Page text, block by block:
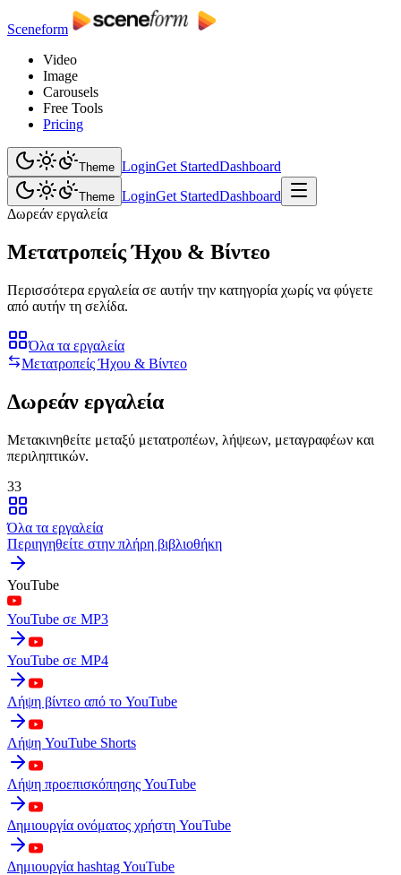
Sceneform
Video
Image
Carousels
Free Tools
Pricing
Theme LoginGet StartedDashboard
Theme LoginGet StartedDashboard
Δωρεάν εργαλεία
Μετατροπείς Ήχου & Βίντεο
Περισσότερα εργαλεία σε αυτήν την κατηγορία χωρίς να φύγετε
από αυτήν τη σελίδα.
Όλα τα εργαλεία
Μετατροπείς Ήχου & Βίντεο
Δωρεάν εργαλεία
Μετακινηθείτε μεταξύ μετατροπέων, λήψεων, μεταγραφέων και
περιληπτικών.
33
Όλα τα εργαλεία
Περιηγηθείτε στην πλήρη βιβλιοθήκη
YouTube
YouTube σε MP3
YouTube σε MP4
Λήψη βίντεο από το YouTube
Λήψη YouTube Shorts
Λήψη προεπισκόπησης YouTube
Δημιουργία ονόματος χρήστη YouTube
Δημιουργία hashtag YouTube